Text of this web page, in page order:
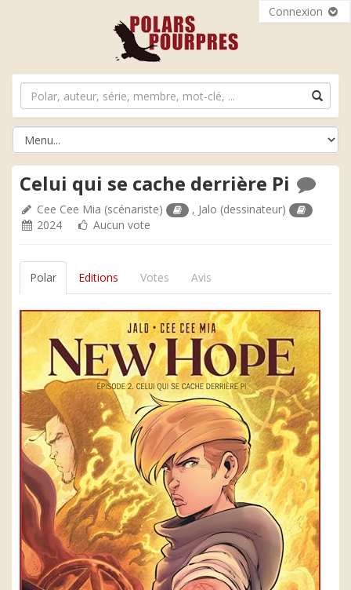
Connexion
Celui qui se cache derrière Pi
Cee Cee Mia (scénariste) , Jalo (dessinateur)
2024
Aucun vote
Polar Editions Votes Avis